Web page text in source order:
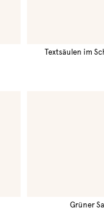
Textsäulen im
Grüner